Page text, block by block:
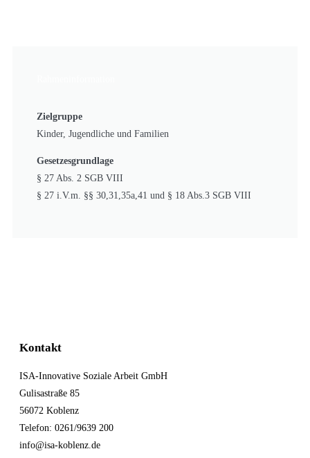
Zielgruppe
Kinder, Jugendliche und Familien
Gesetzesgrundlage
§ 27 Abs. 2 SGB VIII
§ 27 i.V.m. §§ 30,31,35a,41 und § 18 Abs.3 SGB VIII
Kontakt
ISA-Innovative Soziale Arbeit GmbH
Gulisastraße 85
56072 Koblenz
Telefon: 0261/9639 200
info@isa-koblenz.de